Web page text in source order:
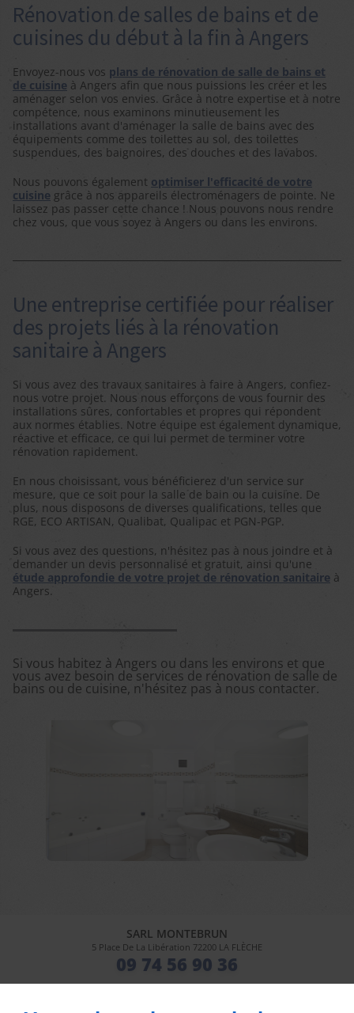
Rénovation de salles de bains et de
cuisines du début à la fin à Angers
Envoyez-nous vos plans de rénovation de salle de bains et
de cuisine à Angers afin que nous puissions les créer et les
aménager selon vos envies. Grâce à notre expertise et à notre
compétence, nous examinons minutieusement les
installations avant d'aménager la salle de bains avec des
équipements comme des toilettes au sol, des toilettes
suspendues, des baignoires, des douches et des lavabos.
Nous pouvons également optimiser l'efficacité de votre
cuisine grâce à nos appareils électroménagers de pointe. Ne
laissez pas passer cette chance ! Nous pouvons nous rendre
chez vous, que vous soyez à Angers ou dans les environs.
Une entreprise certifiée pour réaliser
des projets liés à la rénovation
sanitaire à Angers
Si vous avez des travaux sanitaires à faire à Angers, confiez-
nous votre projet. Nous nous efforçons de vous fournir des
installations sûres, confortables et propres qui répondent
aux normes établies. Notre équipe est également dynamique,
réactive et efficace, ce qui lui permet de terminer votre
rénovation rapidement.
En nous choisissant, vous bénéficierez d'un service sur
mesure, que ce soit pour la salle de bain ou la cuisine. De
plus, nous disposons de diverses qualifications, telles que
RGE, ECO ARTISAN, Qualibat, Qualipac et PGN-PGP.
Si vous avez des questions, n'hésitez pas à nous joindre et à
demander un devis personnalisé et gratuit, ainsi qu'une
étude approfondie de votre projet de rénovation sanitaire à
Angers.
Si vous habitez à Angers ou dans les environs et que
vous avez besoin de services de rénovation de salle de
bains ou de cuisine, n'hésitez pas à nous contacter.
SARL MONTEBRUN
5 Place De La Libération 72200 LA FLÈCHE
09 74 56 90 36